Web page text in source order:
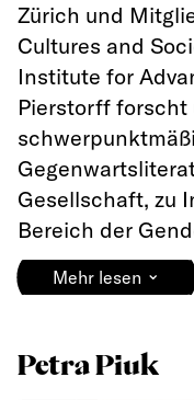
Zürich und
Cultures and
Institute for
Pierstorff forscht
Gesellschaft, zu
Bereich der
Mehr lesen ⌄
Petra Piuk